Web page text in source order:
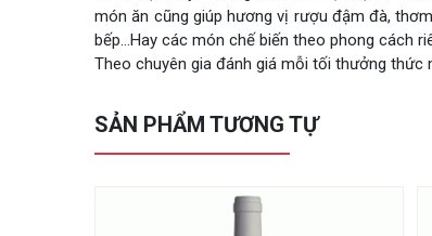
món ăn cũng giúp hương vị rượu đậm đà,
bếp…Hay các món chế biến theo phong cách
Theo chuyên gia đánh giá mỗi tối thưởng
SẢN PHẨM TƯƠNG TỰ